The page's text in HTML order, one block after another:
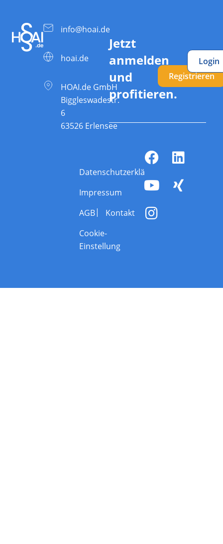
info@hoai.de
hoai.de
HOAI.de GmbH
Biggleswadestr.
6
63526 Erlensee
Jetzt
anmelden
und
profitieren.
Registrieren
Login
Datenschutzerklärung
Impressum
AGB
Kontakt
Cookie-
Einstellung